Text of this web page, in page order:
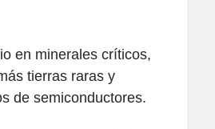
en minerales críticos,
tierras raras y
de semiconductores.